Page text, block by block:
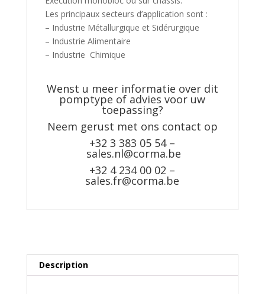
Les principaux secteurs d’application sont :
– Industrie Métallurgique et Sidérurgique
– Industrie Alimentaire
– Industrie Chimique
Wenst u meer informatie over dit
pomptype of advies voor uw
toepassing?
Neem gerust met ons contact op
+32 3 383 05 54 –
sales.nl@corma.be
+32 4 234 00 02 –
sales.fr@corma.be
Description